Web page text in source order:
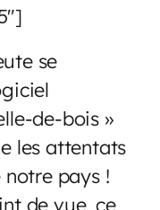
se
de-bois »
les attentats
pays !
de vue, ce